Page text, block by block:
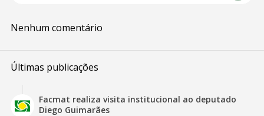
Nenhum comentário
Últimas publicações
Facmat realiza visita institucional ao deputado
Diego Guimarães